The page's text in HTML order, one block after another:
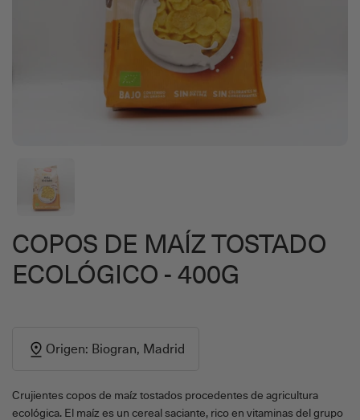
COPOS DE MAÍZ TOSTADO
ECOLÓGICO - 400G
Origen: Biogran, Madrid
Crujientes copos de maíz tostados procedentes de agricultura
ecológica. El maíz es un cereal saciante, rico en vitaminas del grupo